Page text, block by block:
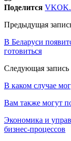
Поделится VK
Предыдущая
В Беларуси
готовиться
Следующая запись
В каком случае
Вам также могут
Экономика и
бизнес-процессов